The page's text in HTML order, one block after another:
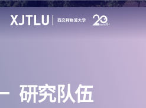
招生
研究队伍